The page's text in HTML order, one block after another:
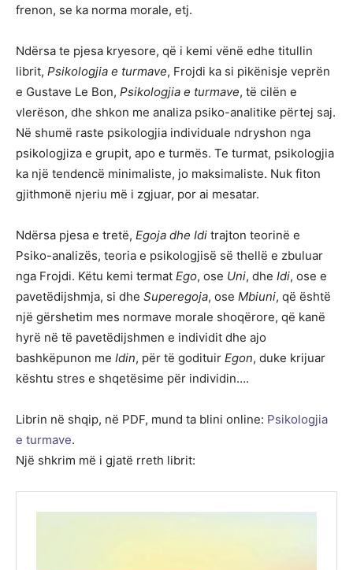
frenon, se ka norma morale, etj.
Ndërsa te pjesa kryesore, që i kemi vënë edhe titullin
librit, Psikologjia e turmave, Frojdi ka si pikënisje veprën
e Gustave Le Bon, Psikologjia e turmave, të cilën e
vlerëson, dhe shkon me analiza psiko-analitike përtej saj.
Në shumë raste psikologjia individuale ndryshon nga
psikologjiza e grupit, apo e turmës. Te turmat, psikologjia
ka një tendencë minimaliste, jo maksimaliste. Nuk fiton
gjithmonë njeriu më i zgjuar, por ai mesatar.
Ndërsa pjesa e tretë, Egoja dhe Idi trajton teorinë e
Psiko-analizës, teoria e psikologjisë së thellë e zbuluar
nga Frojdi. Këtu kemi termat Ego, ose Uni, dhe Idi, ose e
pavetëdijshmja, si dhe Superegoja, ose Mbiuni, që është
një gërshetim mes normave morale shoqërore, që kanë
hyrë në të pavetëdijshmen e individit dhe ajo
bashkëpunon me Idin, për të godituir Egon, duke krijuar
kështu stres e shqetësime për individin….
Librin në shqip, në PDF, mund ta blini online: Psikologjia
e turmave.
Një shkrim më i gjatë rreth librit: